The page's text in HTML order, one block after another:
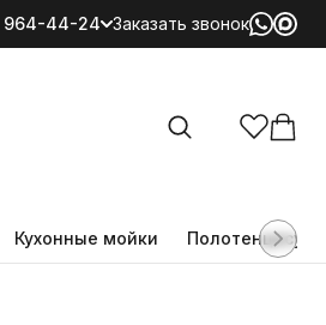
964-44-24 Заказать звонок
Кухонные мойки